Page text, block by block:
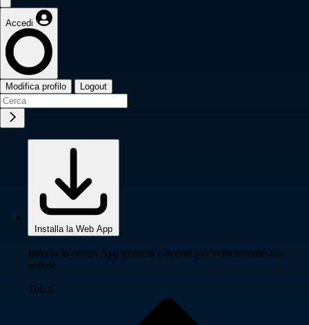
Accedi
Modifica profilo Logout
Installa la Web App
Installa la nostra App gratuita e accedi più velocemente alle
notizie
Tocca